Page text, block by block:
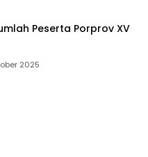
Peserta Porprov XV
2025